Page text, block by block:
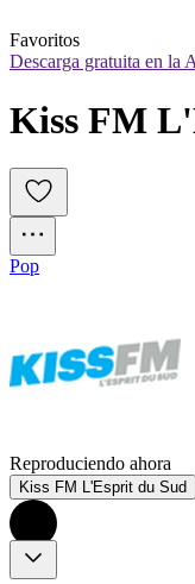
Favoritos
Descarga gratuita en la
Kiss FM
Pop
Reproduciendo ahora
Kiss FM L'Esprit du Sud